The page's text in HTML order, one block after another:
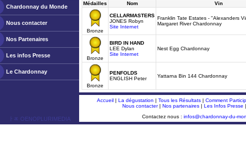
Chardonnay du Monde
Nous contacter
Nos Partenaires
Les infos Presse
Le Chardonnay
Médailles
Nom Vin
Bronze
CELLARMASTERS
JONES Robyn
Site Internet
Franklin Tate Estates - "Alexanders
Margaret River Chardonnay
Bronze
BIRD IN HAND
LEE Dylan
Site Internet
Nest Egg Chardonnay
Bronze
PENFOLDS
ENGLISH Peter
Yattarna Bin 144 Chardonnay
ￂﾮ OENOPLURIMEDIA
Accueil| La dégustation | Tous les Résultats| Comment
Nous contacter| Nos partenaires| Les Infos Presse |
Contactez nous : infos@chardonnay-du-